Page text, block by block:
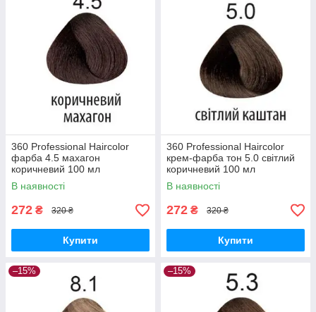
360 Professional Haircolor
фарба 4.5 махагон
коричневий 100 мл
В наявності
272 ₴ 320 ₴
Купити
360 Professional Haircolor
крем-фарба тон 5.0 світлий
коричневий 100 мл
В наявності
272 ₴ 320 ₴
Купити
–15% –15%